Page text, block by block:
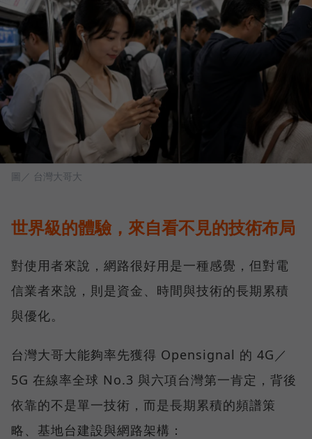
圖／ 台灣大哥大
世界級的體驗，來自看不見的技術布局
對使用者來說，網路很好用是一種感覺，但對電
信業者來說，則是資金、時間與技術的長期累積
與優化。
台灣大哥大能夠率先獲得 Opensignal 的 4G／
5G 在線率全球 No.3 與六項台灣第一肯定，背後
依靠的不是單一技術，而是長期累積的頻譜策
略、基地台建設與網路架構：